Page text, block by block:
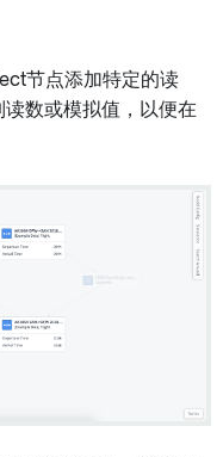
节点添加特定的读
数或模拟值，以便在